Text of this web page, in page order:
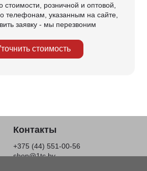
розничной и оптовой,
телефонам, указанным на сайте,
заявку - мы перезвоним
стоимость
Контакты
+375 (44) 551-00-56
shop@1tc.by